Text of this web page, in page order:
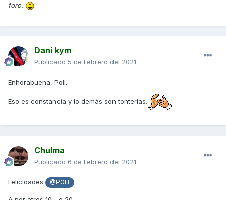
foro.
Dani kym
Publicado 5 de Febrero del 2021
Enhorabuena, Poli.
Eso es constancia y lo demás son tonterías.
Chulma
Publicado 6 de Febrero del 2021
Felicidades @POLI